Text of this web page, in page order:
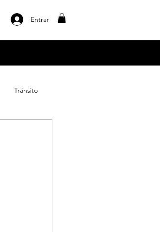
Entrar
Tránsito